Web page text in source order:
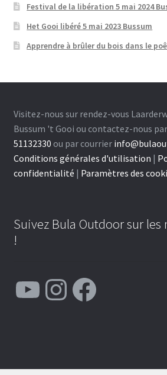
Festival de la libération 5 mai 2024
Het Gooi libéré 5 mai 2023 Bussum
Apprendre à brûler du bois dans le
Visitez-nous sur rendez-vous
Bussum 't Gooi ou contactez-nous
51132330 ou par courrier
Conditions générales d'utilisation |
confidentialité | Paramètres des
Suivez Bula Outdoor sur les
!
YouTube Instagram Facebook